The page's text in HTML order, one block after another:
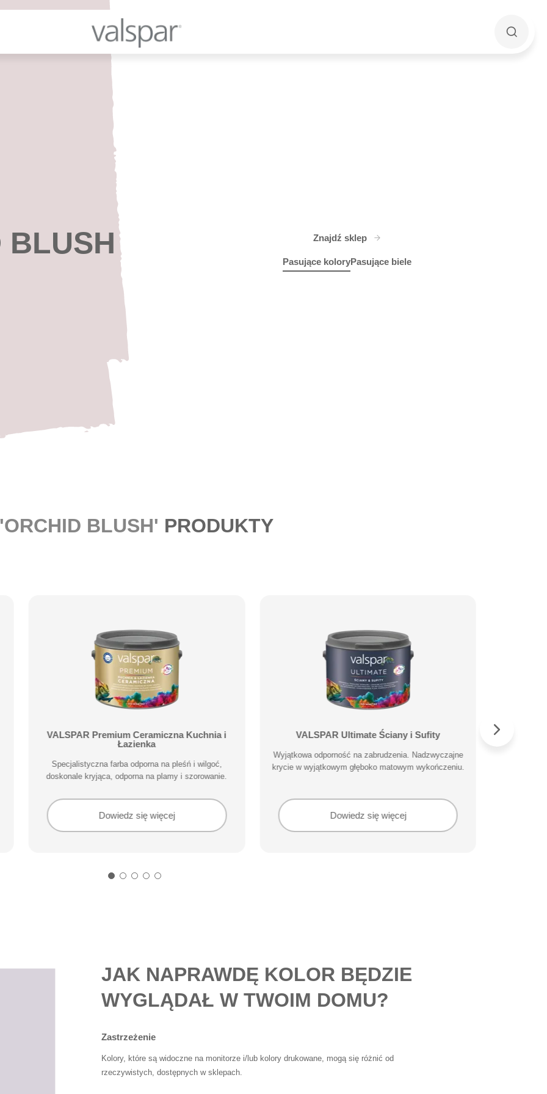
BLUSH Znajdź sklep
Pasujące koloryPasujące biele
'ORCHID BLUSH' PRODUKTY
VALSPAR Premium Ceramiczna Kuchnia i
Łazienka
Specjalistyczna farba odporna na pleśń i wilgoć,
doskonale kryjąca, odporna na plamy i szorowanie.
Dowiedz się więcej
VALSPAR Ultimate Ściany i Sufity
Wyjątkowa odporność na zabrudzenia. Nadzwyczajne
krycie w wyjątkowym głęboko matowym wykończeniu.
Dowiedz się więcej
JAK NAPRAWDĘ KOLOR BĘDZIE
WYGLĄDAŁ W TWOIM DOMU?
Zastrzeżenie
Kolory, które są widoczne na monitorze i/lub kolory drukowane, mogą się różnić od
rzeczywistych, dostępnych w sklepach.